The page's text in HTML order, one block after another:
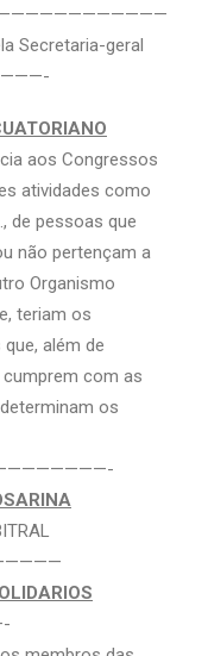
Secretaria-geral
aos Congressos
atividades como
de pessoas que
não pertençam a
Organismo
teriam os
além de
com as
os